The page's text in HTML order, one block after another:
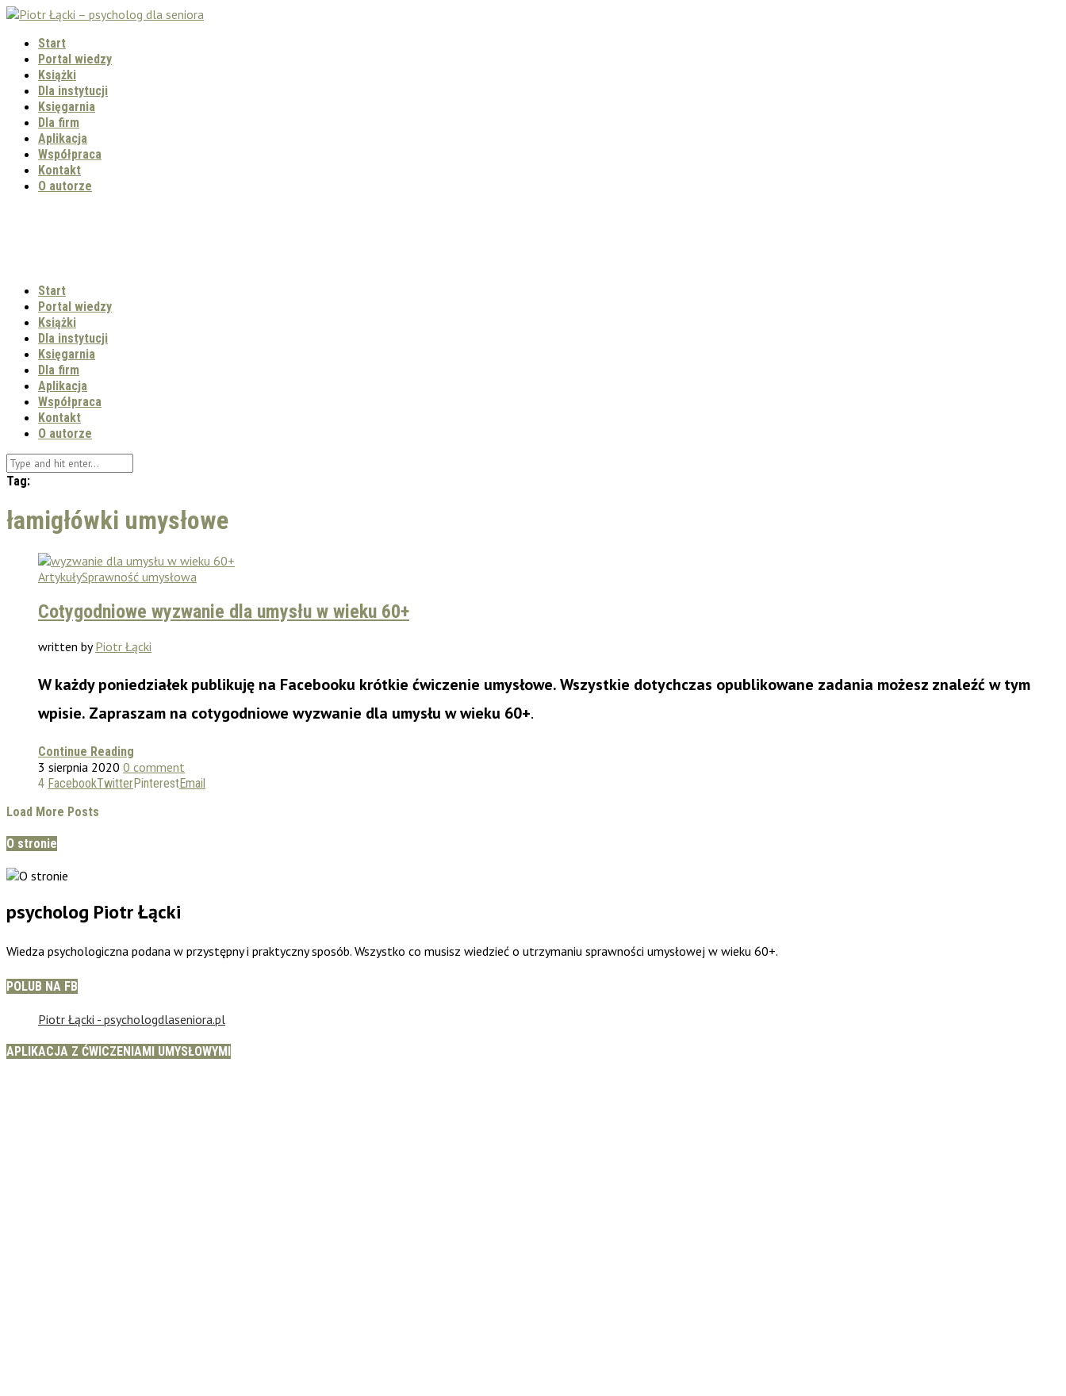
Start
Portal wiedzy
Książki
Dla instytucji
Księgarnia
Dla firm
Aplikacja
Współpraca
Kontakt
O autorze
Start
Portal wiedzy
Książki
Dla instytucji
Księgarnia
Dla firm
Aplikacja
Współpraca
Kontakt
O autorze
Tag:
łamigłówki umysłowe
ArtykułySprawność umysłowa
Cotygodniowe wyzwanie dla umysłu w wieku 60+
written byPiotr Łącki
W każdy poniedziałek publikuję na Facebooku krótkie ćwiczenie umysłowe. Wszystkie dotychczas opublikowane zadania możesz znaleźć w tym
wpisie. Zapraszam na cotygodniowe wyzwanie dla umysłu w wieku 60+.
Continue Reading
3 sierpnia 2020 0 comment
4 FacebookTwitterPinterestEmail
Load More Posts
O stronie
psycholog Piotr Łącki
Wiedza psychologiczna podana w przystępny i praktyczny sposób. Wszystko co musisz wiedzieć o utrzymaniu sprawności umysłowej w wieku 60+.
POLUB NA FB
Piotr Łącki - psychologdlaseniora.pl
APLIKACJA Z ĆWICZENIAMI UMYSŁOWYMI